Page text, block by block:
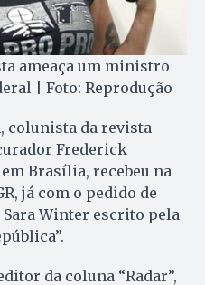
ameaça um ministro
| Foto: Reprodução
colunista da revista
Frederick
Brasília, recebeu na
já com o pedido de
Winter escrito pela
da coluna “Radar”,